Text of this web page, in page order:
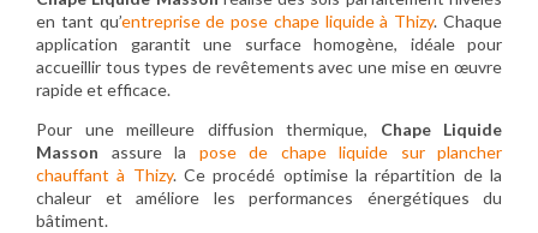
en tant qu’entreprise de pose chape liquide à Thizy. Chaque
application garantit une surface homogène, idéale pour
accueillir tous types de revêtements avec une mise en œuvre
rapide et efficace.
Pour une meilleure diffusion thermique, Chape Liquide
Masson assure la pose de chape liquide sur plancher
chauffant à Thizy. Ce procédé optimise la répartition de la
chaleur et améliore les performances énergétiques du
bâtiment.